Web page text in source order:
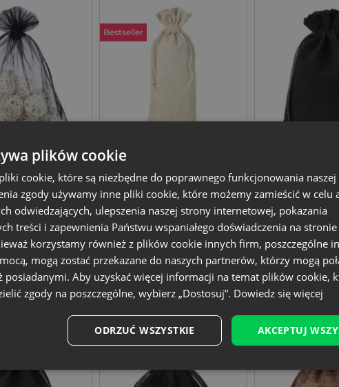
organzy 18 x 24
czarny, zestaw
1 op. = 10 szt.
+
Bestseller
Woreczki à la lniane 11 x 20
cm, 10 szt. - kolor naturalny
19,99zł
2,00 zł / szt. 1 op. = 10 szt.
–
19,99zł
2,00 zł / szt.
+
Dodaj do koszyka Dodaj do koszyka
cm
Rozmiar: 10x13 cm
Tkanina: Welur
Kolor:
Rozmiar: 18x24
Tkanina: Juta
Kolor:
plików cookie
cookie, które są niezbędne do poprawnego funkcjonowania
zgody używamy inne pliki cookie, które możemy zamieścić w celu
odwiedzających, ulepszenia naszej strony internetowej, pokazania
treści i zapewnienia Państwu wspaniałego doświadczenia na stronie
korzystamy również z plików cookie innych firm, poszczególne
mogą zostać przekazane do naszych partnerów, którzy mogą
posiadanymi. Aby uzyskać więcej informacji na temat plików cookie,
zgody na poszczególne, wybierz „Dostosuj”. Dowiedz się więcej
AKCEPTUJ
ODRZUĆ WSZYSTKIE